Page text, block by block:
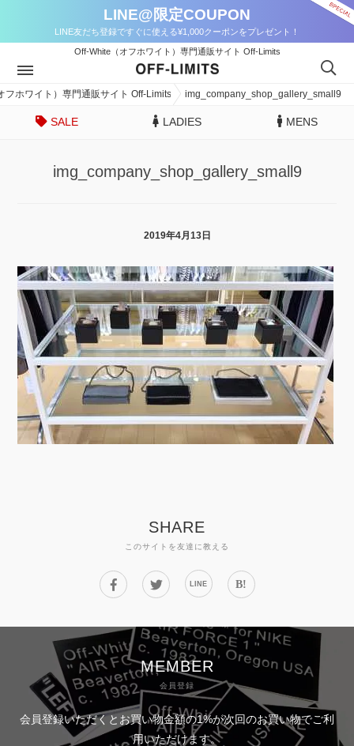
LINE@限定COUPON
LINE友だち登録ですぐに使える¥1,000クーポンをプレゼント！
Off-White（オフホワイト）専門通販サイト Off-Limits
フホワイト）専門通販サイト Off-Limits img_company_shop_gallery_small9
SALE LADIES MENS
img_company_shop_gallery_small9
2019年4月13日
SHARE
このサイトを友達に教える
LINE B!
MEMBER
会員登録
会員登録いただくとお買い物金額の1%が次回のお買い物でご利
用いただけます。